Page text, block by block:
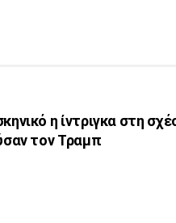
η ίντριγκα στη
τον Τραμπ